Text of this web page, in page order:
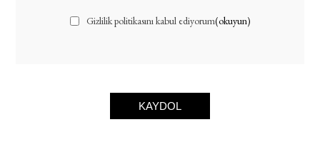
Gizlilik politikasını kabul ediyorum(okuyun)
KAYDOL